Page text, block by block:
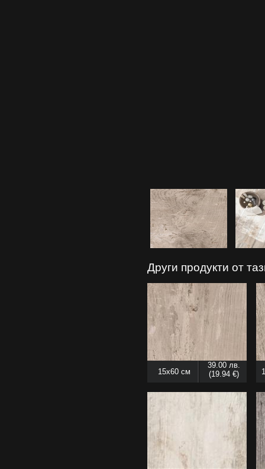
Други продукти от
15x60 см
39.00 лв.
(19.94 €)